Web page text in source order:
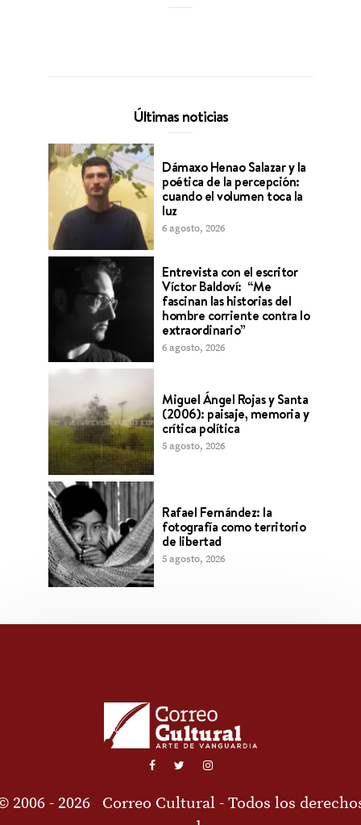
Últimas noticias
Dámaxo Henao Salazar y la
poética de la percepción:
cuando el volumen toca la
luz
6 agosto, 2026
Entrevista con el escritor
Víctor Baldoví: “Me
fascinan las historias del
hombre corriente contra lo
extraordinario”
6 agosto, 2026
Miguel Ángel Rojas y Santa
(2006): paisaje, memoria y
crítica política
5 agosto, 2026
Rafael Fernández: la
fotografía como territorio
de libertad
5 agosto, 2026
2006 - 2026 Correo Cultural - Todos los